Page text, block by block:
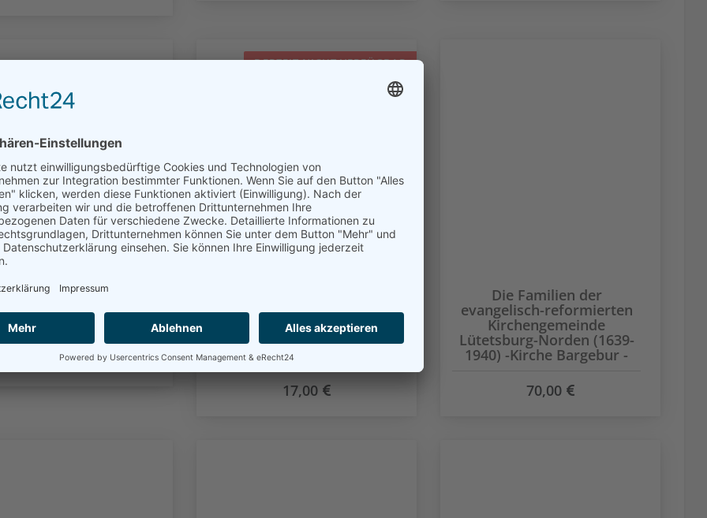
Die Familien der
Leerort
(1600 - 1900)
19,00
DERZEIT NICHT VERFÜGBAR
Kirchengemeinden
Logumer Vorwerk (1730 -
1900) und Nesserland (1719
- 1872)
17,00
Die Familien der
evangelisch-reformierten
Kirchengemeinde
Lütetsburg-Norden (1639-
1940) -Kirche Bargebur -
70,00